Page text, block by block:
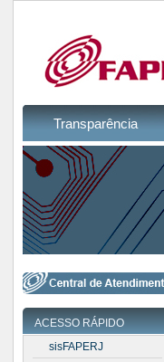
Transparência
ACESSO RÁPIDO
sisFAPERJ